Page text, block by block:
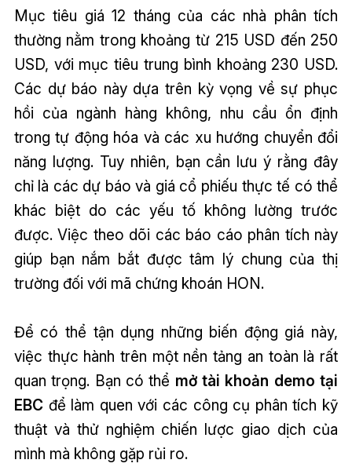
Mục tiêu giá 12 tháng của các nhà phân tích
thường nằm trong khoảng từ 215 USD đến 250
USD, với mục tiêu trung bình khoảng 230 USD.
Các dự báo này dựa trên kỳ vọng về sự phục
hồi của ngành hàng không, nhu cầu ổn định
trong tự động hóa và các xu hướng chuyển đổi
năng lượng. Tuy nhiên, bạn cần lưu ý rằng đây
chỉ là các dự báo và giá cổ phiếu thực tế có thể
khác biệt do các yếu tố không lường trước
được. Việc theo dõi các báo cáo phân tích này
giúp bạn nắm bắt được tâm lý chung của thị
trường đối với mã chứng khoán HON.
Để có thể tận dụng những biến động giá này,
việc thực hành trên một nền tảng an toàn là rất
quan trọng. Bạn có thể mở tài khoản demo tại
EBCđể làm quen với các công cụ phân tích kỹ
thuật và thử nghiệm chiến lược giao dịch của
mình mà không gặp rủi ro.